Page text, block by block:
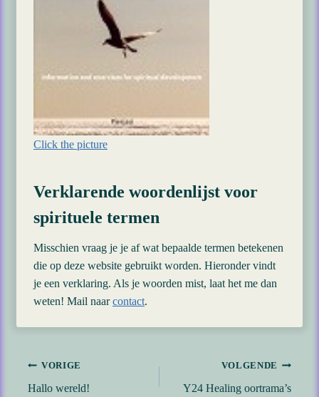
Click the picture
Verklarende woordenlijst voor
spirituele termen
Misschien vraag je je af wat bepaalde termen betekenen
die op deze website gebruikt worden. Hieronder vindt
je een verklaring. Als je woorden mist, laat het me dan
weten! Mail naarcontact.
Bericht
VORIGE
Hallo wereld!
VOLGENDE
Y24 Healing oortrama’s